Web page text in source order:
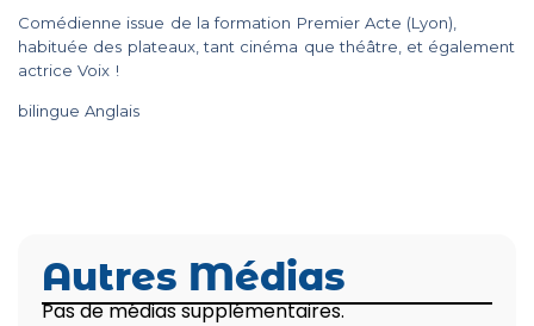
Comédienne issue de la formation Premier Acte (Lyon),
habituée des plateaux, tant cinéma que théâtre, et également
actrice Voix !
bilingue Anglais
Autres Médias
Pas de médias supplémentaires.